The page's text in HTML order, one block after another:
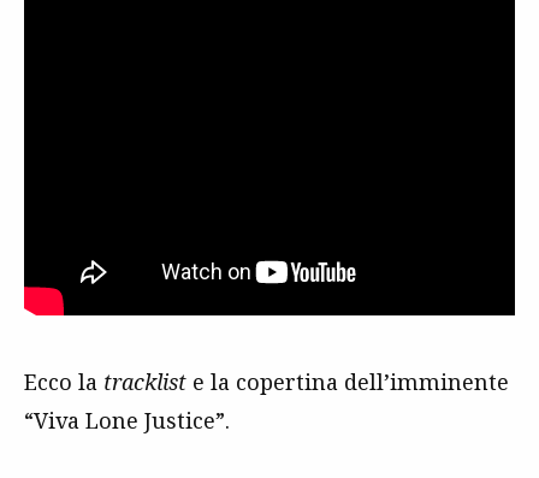
Ecco la tracklist e la copertina dell’imminente
“Viva Lone Justice”.